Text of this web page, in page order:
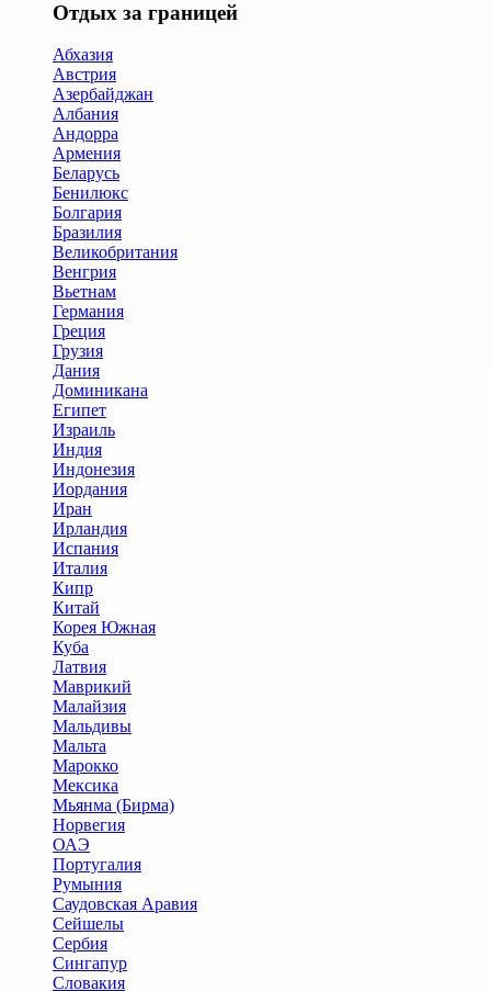
Отдых за границей
Абхазия
Австрия
Азербайджан
Албания
Андорра
Армения
Беларусь
Бенилюкс
Болгария
Бразилия
Великобритания
Венгрия
Вьетнам
Германия
Греция
Грузия
Дания
Доминикана
Египет
Израиль
Индия
Индонезия
Иордания
Иран
Ирландия
Испания
Италия
Кипр
Китай
Корея Южная
Куба
Латвия
Маврикий
Малайзия
Мальдивы
Мальта
Марокко
Мексика
Мьянма (Бирма)
Норвегия
ОАЭ
Португалия
Румыния
Саудовская Аравия
Сейшелы
Сербия
Сингапур
Словакия